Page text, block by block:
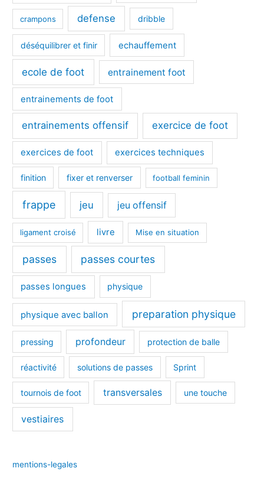
crampons defense dribble
déséquilibrer et finir echauffement
ecole de foot entrainement foot
entrainements de foot
entrainements offensif exercice de foot
exercices de foot exercices techniques
finition fixer et renverser football feminin
frappe jeu jeu offensif
ligament croisé livre Mise en situation
passes passes courtes
passes longues physique
physique avec ballon preparation physique
pressing profondeur protection de balle
réactivité solutions de passes Sprint
tournois de foot transversales une touche
vestiaires
mentions-legales